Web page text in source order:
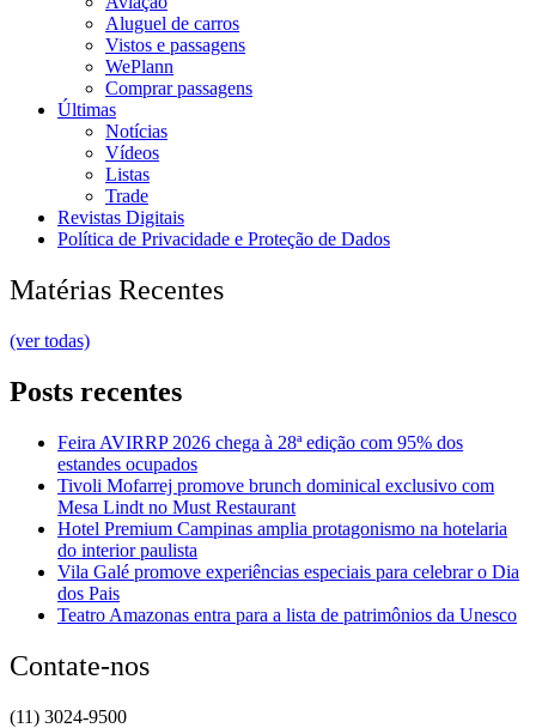
Aluguel de carros
Vistos e passagens
WePlann
Comprar passagens
Últimas
Notícias
Vídeos
Listas
Trade
Revistas Digitais
Política de Privacidade e Proteção de Dados
Matérias Recentes
(ver todas)
Posts recentes
Feira AVIRRP 2026 chega à 28ª edição com 95% dos
estandes ocupados
Tivoli Mofarrej promove brunch dominical exclusivo com
Mesa Lindt no Must Restaurant
Hotel Premium Campinas amplia protagonismo na hotelaria
do interior paulista
Vila Galé promove experiências especiais para celebrar o Dia
dos Pais
Teatro Amazonas entra para a lista de patrimônios da Unesco
Contate-nos
(11) 3024-9500